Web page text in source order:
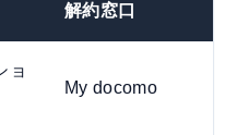
解約窓口
ョ
My docomo